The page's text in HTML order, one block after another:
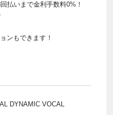
払いまで金利手数料0%！
ンもできます！
DYNAMIC VOCAL